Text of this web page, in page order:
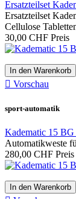
Ersatzteilset
Ersatzteilset
Cellulose
30,00 CHF Preis
In den Warenkorb
 Vorschau
sport-automatik
Kadematic 15
Automatikweste
280,00 CHF Preis
In den Warenkorb